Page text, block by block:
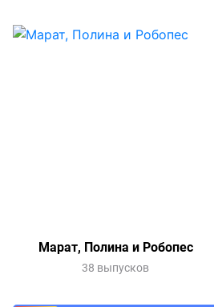
Марат, Полина и Робопес
38 выпусков